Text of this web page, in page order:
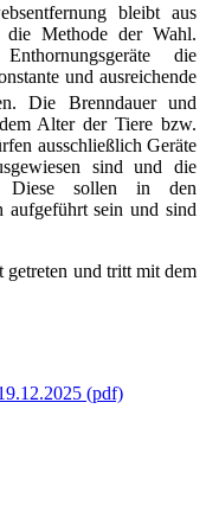
bleibt aus
Methode der Wahl.
die
und ausreichende
Die Brenndauer und
Alter der Tiere bzw.
ausschließlich Geräte
sind und die
Diese sollen in den
aufgeführt sein und sind
und tritt mit dem
(pdf)